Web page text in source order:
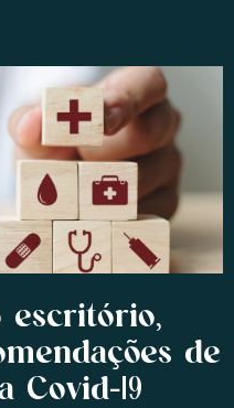
escritório,
de
Covid-19